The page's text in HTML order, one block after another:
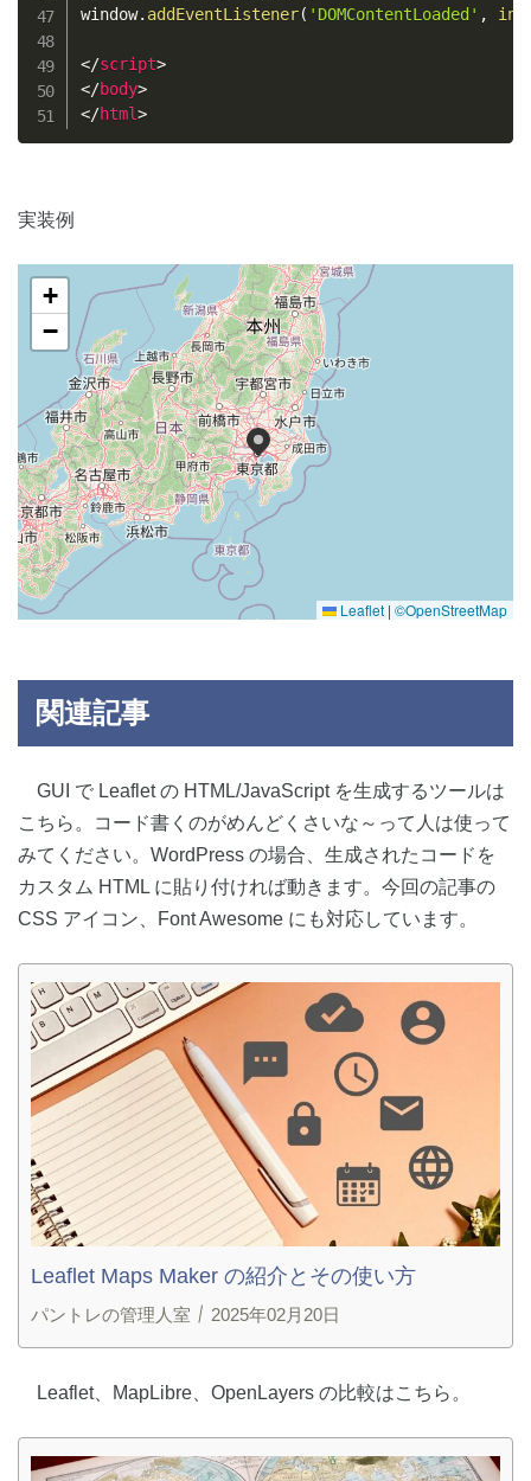
window. addEventListener( 'DOMContentLoaded' ,
</script>
</body>
</html>
実装例
+
−
Leaflet | ©OpenStreetMap
関連記事
GUI で Leaflet の HTML/JavaScript を生成するツールは
こちら。コード書くのがめんどくさいな～って人は使って
みてください。WordPress の場合、生成されたコードを
カスタム HTML に貼り付ければ動きます。今回の記事の
CSS アイコン、Font Awesome にも対応しています。
Leaflet Maps Maker の紹介とその使い方
パントレの管理人室 2025年02月20日
Leaflet、MapLibre、OpenLayers の比較はこちら。